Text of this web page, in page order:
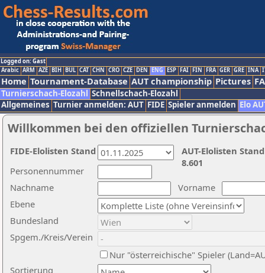
Logged on: Gast
Arabic ARM AZE BIH BUL CAT CHN CRO CZE DEN ENG ESP FAI FIN FRA GER GRE INA
Home Tournament-Database AUT championship Pictures
Turnierschach-Elozahl Schnellschach-Elozahl
Allgemeines Turnier anmelden: AUT FIDE Spieler anmelden Elo
Willkommen bei den offiziellen
Nachname
Vorname
Ebene
Sortierung
Personennummer
Bundesland
Spgem./Kreis/Verein
Nur "österreichische" Spieler
AUT-Elolisten
8.601
FIDE-Elolisten Stand